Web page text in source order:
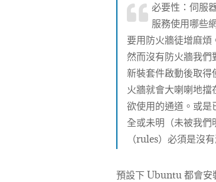
必要性：伺服
服務使用哪些
要用防火牆徒增麻煩
然而沒有防火牆我
新裝套件啟動後取得
火牆就會大喇喇地
欲使用的通道。或是
全或未明（未被我
（rules）必須是沒
預設下 Ubuntu 都會安